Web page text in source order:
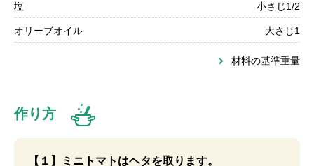
塩 小さじ1/2
オリーブオイル 大さじ1
材料の基準重量
作り方
【１】ミニトマトはヘタを取ります。